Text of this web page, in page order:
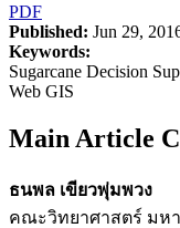
PDF
Published: Jun 29,
Keywords:
Sugarcane Decision
Web GIS
Main Article
ธนพล เขียวพุ่มพวง
คณะวิทยาศาสตร์ มห